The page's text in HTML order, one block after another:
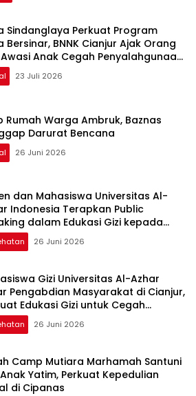
Sindanglaya Perkuat Program
Bersinar, BNNK Cianjur Ajak Orang
Anak Cegah Penyalahgunaan
23 Juli 2026
Rumah Warga Ambruk, Baznas
Darurat Bencana
26 Juni 2026
dan Mahasiswa Universitas Al-
Indonesia Terapkan Public
dalam Edukasi Gizi kepada
Cianjur
26 Juni 2026
Gizi Universitas Al-Azhar
Pengabdian Masyarakat di Cianjur,
Edukasi Gizi untuk Cegah
26 Juni 2026
Camp Mutiara Marhamah Santuni
Yatim, Perkuat Kepedulian
di Cipanas